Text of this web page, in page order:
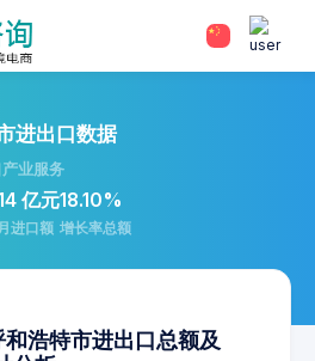
进出口数据
业服务
亿元
进口额
18.10%
增长率总额
浩特市进出口总额及